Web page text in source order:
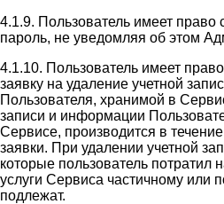
4.1.9. Пользователь имеет право
пароль, не уведомляя об этом
4.1.10. Пользователь имеет
заявку на удаление учетной
Пользователя, хранимой в
записи и информации
Сервисе, производится в
заявки. При удалении учетной
которые пользователь потратил
услуги Сервиса частичному или
подлежат.